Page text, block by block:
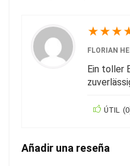
★★★
FLORIAN
Ein toller
ÚTIL (0
Añadir una reseña